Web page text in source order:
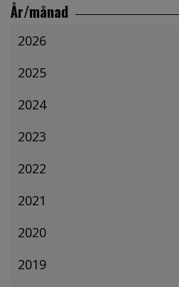
År/månad
2026
2025
2024
2023
2022
2021
2020
2019